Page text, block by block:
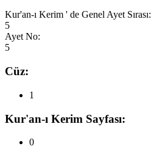
Kur'an-ı Kerim ' de Genel Ayet Sırası:
5
Ayet No:
5
Cüz:
1
Kur'an-ı Kerim Sayfası:
0